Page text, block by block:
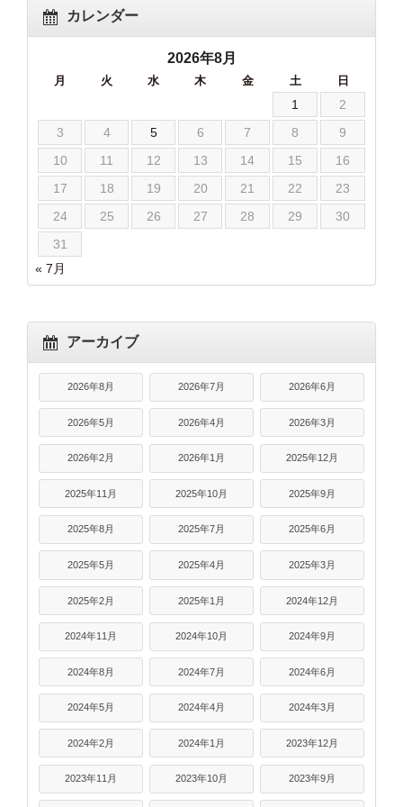
カレンダー
2026年8月
月 火 水 木 金 土 日
1
2
3
4 5 6 7 8
9
10
11 12 13 14 15
16
17
18 19 20 21 22
23
24
25 26 27 28 29
30
31
« 7月
アーカイブ
2026年8月 2026年7月 2026年6月
2026年5月 2026年4月 2026年3月
2026年2月 2026年1月 2025年12月
2025年11月 2025年10月 2025年9月
2025年8月 2025年7月 2025年6月
2025年5月 2025年4月 2025年3月
2025年2月 2025年1月 2024年12月
2024年11月 2024年10月 2024年9月
2024年8月 2024年7月 2024年6月
2024年5月 2024年4月 2024年3月
2024年2月 2024年1月 2023年12月
2023年11月 2023年10月 2023年9月